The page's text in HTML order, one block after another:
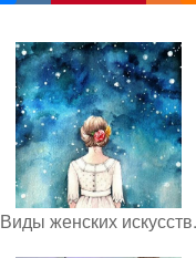
Виды женских искусств.